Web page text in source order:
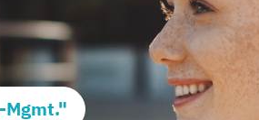
Mgmt."